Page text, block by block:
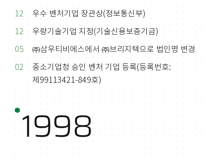
12 우수 벤처기업 장관상(정보통신부)
12 우량기술기업 지정(기술신용보증기금)
05 ㈜삼우티비에스에서 ㈜브리지텍으로 법인명 변경
02
중소기업청 승인 벤처 기업 등록(등록번호:
제99113421-849호)
1998